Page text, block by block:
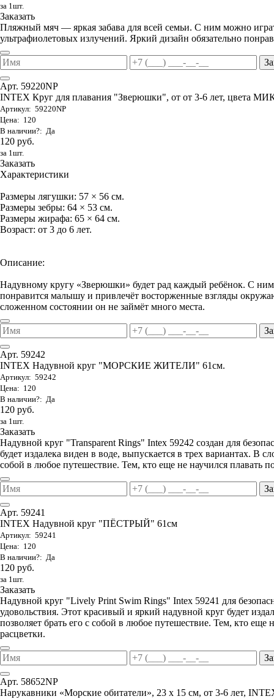
за 1шт.
Заказать
Пляжный мяч — яркая забава для всей семьи. С ним можно
ультрафиолетовых излучений. Яркий дизайн обязательно
Арт. 59220NP
INTEX Круг для плавания "Зверюшки", от от 3-6 лет, цвета
Артикул: 59220NP
Цена: 120
В наличии?: Да
120 руб.
за 1шт.
Заказать
Характеристики
Размеры лягушки: 57 × 56 см.
Размеры зебры: 64 × 53 см.
Размеры жирафа: 65 × 64 см.
Возраст: от 3 до 6 лет.
Описание:
Надувному кругу «Зверюшки» будет рад каждый ребёнок. С
понравится малышу и привлечёт восторженные взгляды
сложенном состоянии он не займёт много места.
Арт. 59242
INTEX Надувной круг "МОРСКИЕ ЖИТЕЛИ" 61см.
Артикул: 59242
Цена: 120
В наличии?: Да
120 руб.
за 1шт.
Заказать
Надувной круг "Transparent Rings" Intex 59242 создан для
будет издалека виден в воде, выпускается в трех вариантах. В
собой в любое путешествие. Тем, кто еще не научился плавать
Арт. 59241
INTEX Надувной круг "ПЁСТРЫЙ" 61см
Артикул: 59241
Цена: 120
В наличии?: Да
120 руб.
за 1шт.
Заказать
Надувной круг "Lively Print Swim Rings" Intex 59241 для
удовольствия. Этот красивый и яркий надувной круг будет
позволяет брать его с собой в любое путешествие. Тем, кто
расцветки.
Арт. 58652NP
Нарукавники «Морские обитатели», 23 х 15 см, от 3-6 лет,